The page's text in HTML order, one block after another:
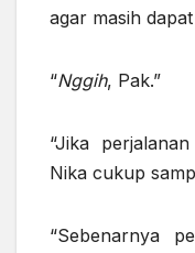
agar masih
“Nggih, Pak.”
“Jika
Nika cukup
“Sebenarnya